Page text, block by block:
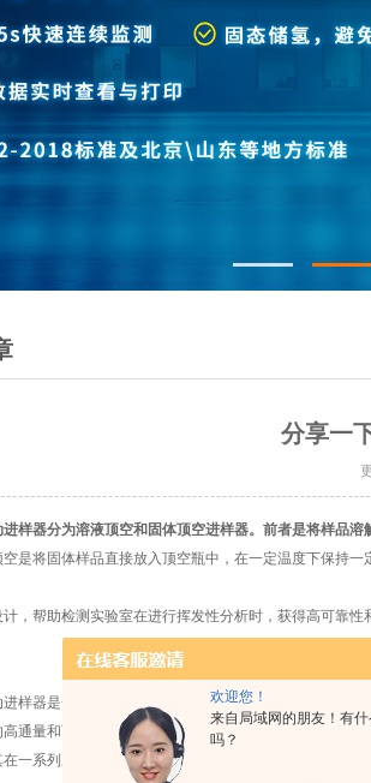
欢迎您！
来自局域网的朋友！有
吗？
分享一
进样器分为溶液顶空和固体顶空进样器。前者是将样品
空是将固体样品直接放入顶空瓶中，在一定温度下保持
帮助检测实验室在进行挥发性分析时，获得高可靠性
器是一种全面的样品处理解决方案，可以加速和自动
通量和可靠的操作，专为快速启动、高生产率和灵活
一系列应用中的分析性能。